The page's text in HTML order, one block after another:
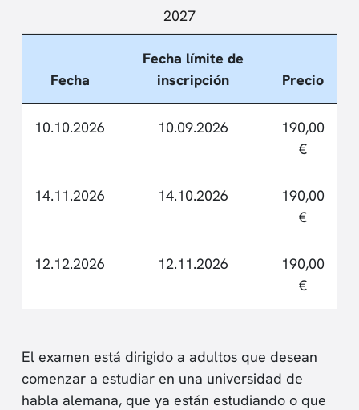
2027
Fecha
Fecha límite de
inscripción
Precio
10.10.2026 10.09.2026
190,00
€
14.11.2026 14.10.2026
190,00
€
12.12.2026 12.11.2026
190,00
€
El examen está dirigido a adultos que desean
comenzar a estudiar en una universidad de
habla alemana, que ya están estudiando o que